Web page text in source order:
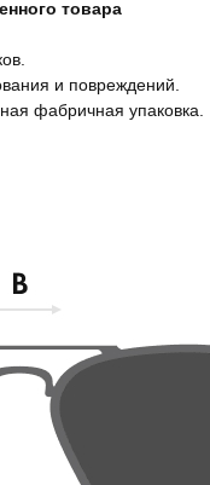
товара
и повреждений.
фабричная упаковка.